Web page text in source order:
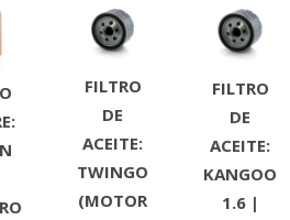
FILTRO
DE
ACEITE:
TWINGO
(MOTOR
FILTRO
DE
ACEITE:
KANGOO
1.6 |